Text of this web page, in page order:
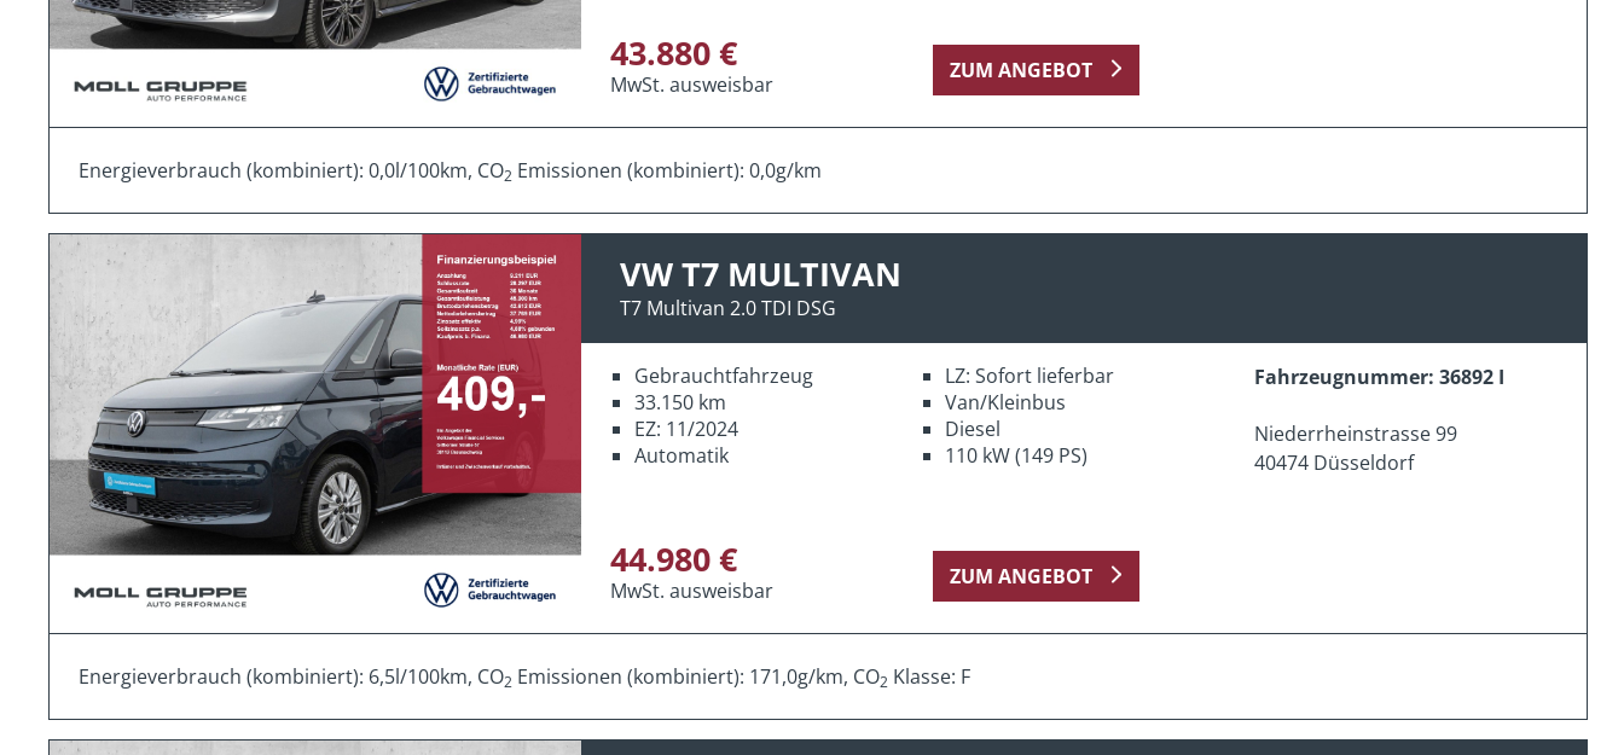
43.880 €
MwSt. ausweisbar
ZUM ANGEBOT
Energieverbrauch (kombiniert): 0,0l/100km, CO2 Emissionen (kombiniert): 0,0g/km
VW T7 MULTIVAN
T7 Multivan 2.0 TDI DSG
Gebrauchtfahrzeug
33.150 km
EZ: 11/2024
Automatik
LZ: Sofort lieferbar
Van/Kleinbus
Diesel
110 kW (149 PS)
Fahrzeugnummer: 36892 I
Niederrheinstrasse 99
40474 Düsseldorf
44.980 €
MwSt. ausweisbar
ZUM ANGEBOT
Energieverbrauch (kombiniert): 6,5l/100km, CO2 Emissionen (kombiniert): 171,0g/km, CO2 Klasse: F